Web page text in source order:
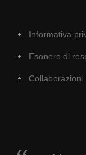
Informativa
Esonero di
Collaborazioni